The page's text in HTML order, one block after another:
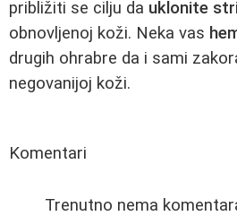
približiti se cilju da uklonite
obnovljenoj koži. Neka vas
drugih ohrabre da i sami
negovanijoj koži.
Komentari
Trenutno nema